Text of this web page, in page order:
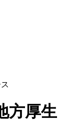
方厚生